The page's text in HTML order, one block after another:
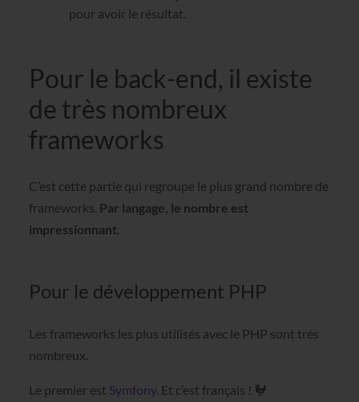
pour avoir le résultat.
Pour le back-end, il existe
de très nombreux
frameworks
C’est cette partie qui regroupe le plus grand nombre de
frameworks. Par langage, le nombre est
impressionnant
Pour le développement PHP
Les frameworks les plus utilisés avec le PHP sont très
nombreux.
Le premier est Symfony. Et c’est français ! 🐓